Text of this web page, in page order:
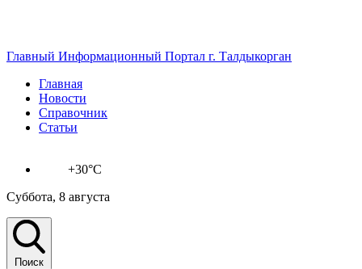
Главный Информационный Портал г. Талдыкорган
Главная
Новости
Справочник
Статьи
+30°C
Суббота, 8 августа
Поиск